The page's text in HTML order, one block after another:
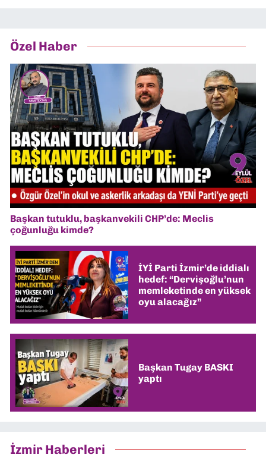
Özel Haber
Başkan tutuklu, başkanvekili CHP’de: Meclis
çoğunluğu kimde?
İYİ Parti İzmir’de iddialı
hedef: “Dervişoğlu’nun
memleketinde en yüksek
oyu alacağız”
Başkan Tugay BASKI
yaptı
İzmir Haberleri